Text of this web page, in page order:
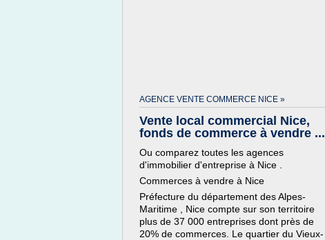
AGENCE VENTE COMMERCE NICE »
Vente local commercial Nice,
fonds de commerce à vendre ...
Ou comparez toutes les agences
d'immobilier d'entreprise à Nice .
Commerces à vendre à Nice
Préfecture du département des Alpes-
Maritime , Nice compte sur son territoire
plus de 37 000 entreprises dont près de
20% de commerces. Le quartier du Vieux-